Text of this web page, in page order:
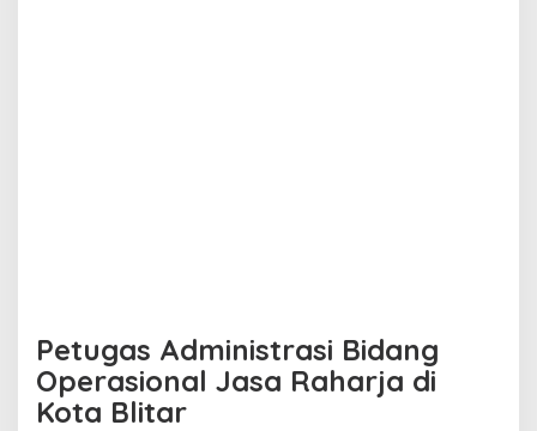
Petugas Administrasi Bidang
Operasional Jasa Raharja di
Kota Blitar